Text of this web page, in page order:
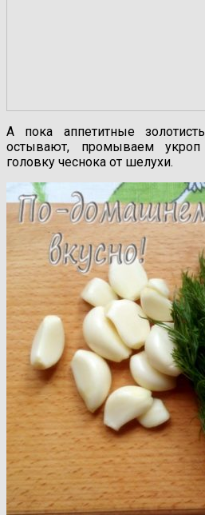
А пока аппетитные
остывают, промываем
головку чеснока от шелухи.